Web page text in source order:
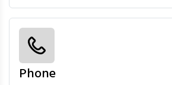
Phone